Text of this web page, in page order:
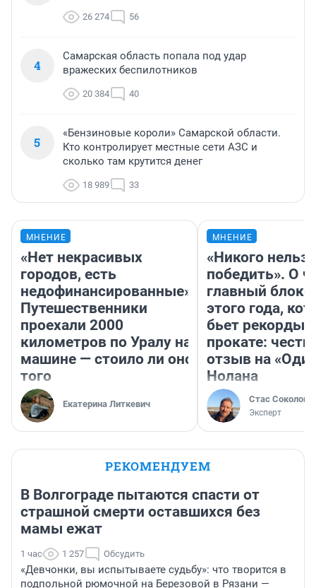
26 274 56
4
Самарская область попала под удар
вражеских беспилотников
20 384 40
5
«Бензиновые короли» Самарской области.
Кто контролирует местные сети АЗС и
сколько там крутится денег
18 989 33
МНЕНИЕ
«Нет некрасивых
городов, есть
недофинансированные».
Путешественники
проехали 2000
километров по Уралу на
машине — стоило ли оно
того
Екатерина Литкевич
МНЕНИЕ
«Никого нельзя
победить». О
главный
этого года,
бьет рекорды в
прокате:
отзыв на
Нолана
Стас Соколов
Эксперт
РЕКОМЕНДУЕМ
В Волгограде пытаются спасти от
страшной смерти оставшихся без
мамы ежат
1 час 1 257 Обсудить
«Девчонки, вы испытываете судьбу»: что творится в
подпольной рюмочной на Березовой в Рязани —